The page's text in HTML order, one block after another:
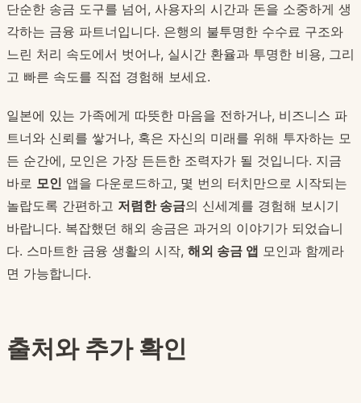
단순한 송금 도구를 넘어, 사용자의 시간과 돈을 소중하게 생
각하는 금융 파트너입니다. 은행의 불투명한 수수료 구조와
느린 처리 속도에서 벗어나, 실시간 환율과 투명한 비용, 그리
고 빠른 속도를 직접 경험해 보세요.
일본에 있는 가족에게 따뜻한 마음을 전하거나, 비즈니스 파
트너와 신뢰를 쌓거나, 혹은 자신의 미래를 위해 투자하는 모
든 순간에, 모인은 가장 든든한 조력자가 될 것입니다. 지금
바로 모인 앱을 다운로드하고, 몇 번의 터치만으로 시작되는
놀랍도록 간편하고 저렴한 송금의 신세계를 경험해 보시기
바랍니다. 복잡했던 해외 송금은 과거의 이야기가 되었습니
다. 스마트한 금융 생활의 시작, 해외 송금 앱 모인과 함께라
면 가능합니다.
출처와 추가 확인